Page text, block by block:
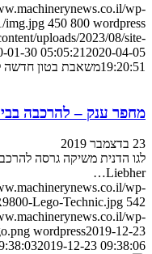
wp-
img.jpg 450 800 wordpress
uploads/2023/08/site-
01-30 05:05:21 2020-04-05
19:20:51משאבת בטון חדשה
מחפר ענק – להרכבה
23 בדצמבר 2019
לגו הדנית משיקה גרסה
Liebher…
wp-
Lego-Technic.jpg 542
wp-
wordpress2019-12-23
2019-12-23 09:38:06